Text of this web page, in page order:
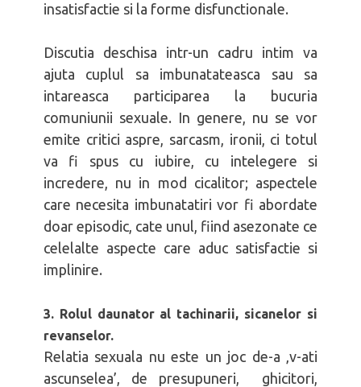
insatisfactie si la forme disfunctionale.
Discutia deschisa intr-un cadru intim va
ajuta cuplul sa imbunatateasca sau sa
intareasca participarea la bucuria
comuniunii sexuale. In genere, nu se vor
emite critici aspre, sarcasm, ironii, ci totul
va fi spus cu iubire, cu intelegere si
incredere, nu in mod cicalitor; aspectele
care necesita imbunatatiri vor fi abordate
doar episodic, cate unul, fiind asezonate ce
celelalte aspecte care aduc satisfactie si
implinire.
3. Rolul daunator al tachinarii, sicanelor si
revanselor.
Relatia sexuala nu este un joc de-a ‚v-ati
ascunselea’, de presupuneri, ghicitori,